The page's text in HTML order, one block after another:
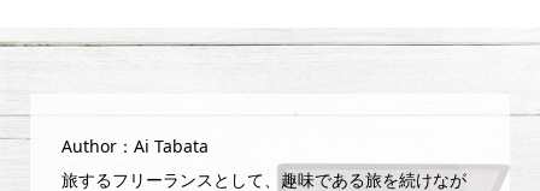
Author：Ai Tabata
旅するフリーランスとして、趣味である旅を続けなが